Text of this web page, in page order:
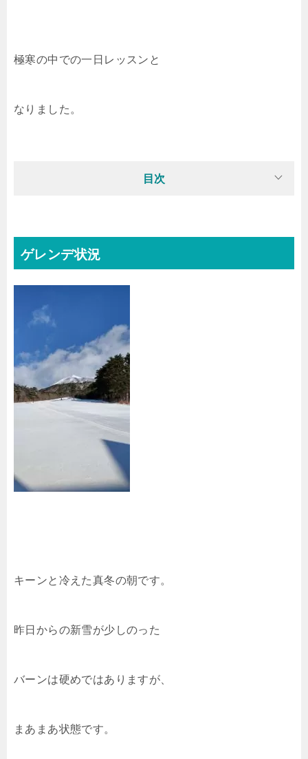
極寒の中での一日レッスンと
なりました。
目次
ゲレンデ状況
キーンと冷えた真冬の朝です。
昨日からの新雪が少しのった
バーンは硬めではありますが、
まあまあ状態です。